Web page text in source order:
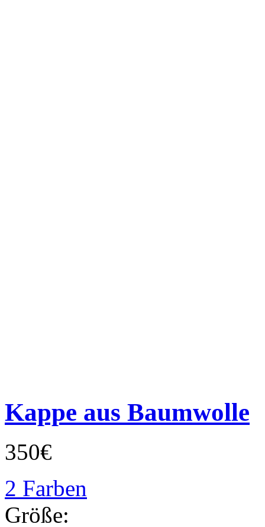
Kappe aus Baumwolle
350€
2 Farben
Größe: